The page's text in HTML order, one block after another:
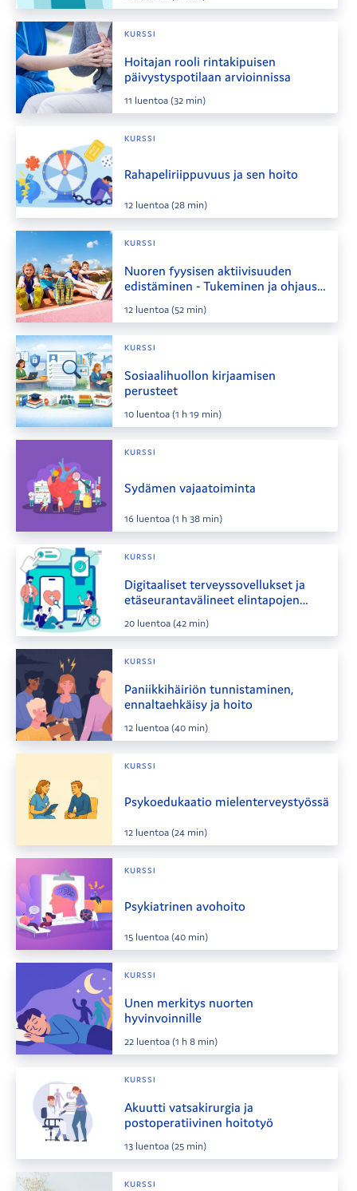
KURSSI
Hoitajan rooli rintakipuisen
päivystyspotilaan arvioinnissa
11 luentoa(32 min)
KURSSI
Rahapeliriippuvuus ja sen hoito
12 luentoa(28 min)
KURSSI
Nuoren fyysisen aktiivisuuden
edistäminen - Tukeminen ja ohjaus
12 luentoa(52 min)
KURSSI
Sosiaalihuollon kirjaamisen
perusteet
10 luentoa(1 h 19 min)
KURSSI
Sydämen vajaatoiminta
16 luentoa(1 h 38 min)
KURSSI
Digitaaliset terveyssovellukset ja
etäseurantavälineet elintapojen
20 luentoa(42 min)
KURSSI
Paniikkihäiriön tunnistaminen,
ennaltaehkäisy ja hoito
12 luentoa(40 min)
KURSSI
Psykoedukaatio mielenterveystyössä
12 luentoa(24 min)
KURSSI
Psykiatrinen avohoito
15 luentoa(40 min)
KURSSI
Unen merkitys nuorten
hyvinvoinnille
22 luentoa(1 h 8 min)
KURSSI
Akuutti vatsakirurgia ja
postoperatiivinen hoitotyö
13 luentoa(25 min)
KURSSI